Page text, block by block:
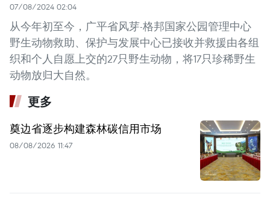
07/08/2024 02:04
从今年初至今，广平省风芽-格邦国家公园管理中心
野生动物救助、保护与发展中心已接收并救援由各组
织和个人自愿上交的27只野生动物，将17只珍稀野生
动物放归大自然。
更多
奠边省逐步构建森林碳信用市场
08/08/2026 11:47